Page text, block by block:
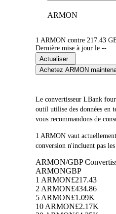
ARMON
1 ARMON contre 217.43
Dernière mise à jour le --
Actualiser
Achetez ARMON
Le convertisseur LBank
outil utilise des données en
vous recommandons de
1 ARMON vaut
conversion n'incluent pas
ARMON/GBP
ARMONGBP
1 ARMON£217.43
2 ARMON£434.86
5 ARMON£1.09K
10 ARMON£2.17K